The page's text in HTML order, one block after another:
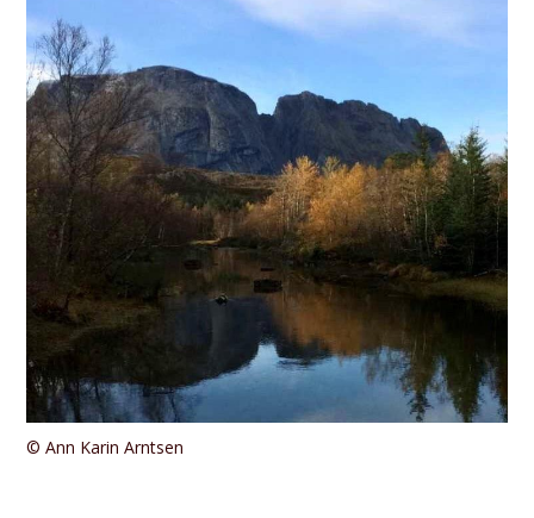
Ann Karin Arntsen